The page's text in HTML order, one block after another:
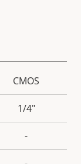
CMOS
1/4"
-